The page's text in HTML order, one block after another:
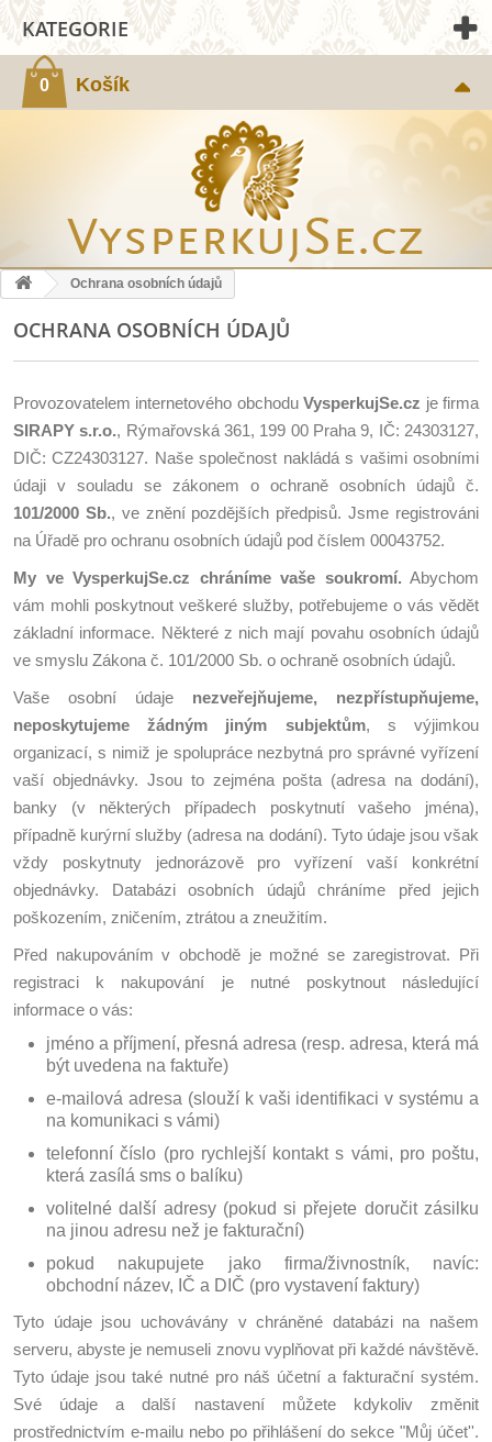
0 Košík
KATEGORIE
Ochrana osobních údajů
OCHRANA OSOBNÍCH ÚDAJŮ
Provozovatelem internetového obchoduVysperkujSe.cz je firma
SIRAPY s.r.o., Rýmařovská 361, 199 00 Praha 9, IČ: 24303127,
DIČ: CZ24303127. Naše společnost nakládá s vašimi osobními
údaji v souladu se zákonem o ochraně osobních údajů č.
101/2000 Sb., ve znění pozdějších předpisů. Jsme registrováni
na Úřadě pro ochranu osobních údajů pod číslem 00043752.
My ve VysperkujSe.cz chráníme vaše soukromí. Abychom
vám mohli poskytnout veškeré služby, potřebujeme o vás vědět
základní informace. Některé z nich mají povahu osobních údajů
ve smyslu Zákona č. 101/2000 Sb. o ochraně osobních údajů.
Vaše osobní údaje nezveřejňujeme, nezpřístupňujeme,
neposkytujeme žádným jiným subjektům, s výjimkou
organizací, s nimiž je spolupráce nezbytná pro správné vyřízení
vaší objednávky. Jsou to zejména pošta (adresa na dodání),
banky (v některých případech poskytnutí vašeho jména),
případně kurýrní služby (adresa na dodání). Tyto údaje jsou však
vždy poskytnuty jednorázově pro vyřízení vaší konkrétní
objednávky. Databázi osobních údajů chráníme před jejich
poškozením, zničením, ztrátou a zneužitím.
Před nakupováním v obchodě je možné se zaregistrovat. Při
registraci k nakupování je nutné poskytnout následující
informace o vás:
jméno a příjmení, přesná adresa (resp. adresa, která má
být uvedena na faktuře)
e-mailová adresa (slouží k vaši identifikaci v systému a
na komunikaci s vámi)
telefonní číslo (pro rychlejší kontakt s vámi, pro poštu,
která zasílá sms o balíku)
volitelné další adresy (pokud si přejete doručit zásilku
na jinou adresu než je fakturační)
pokud nakupujete jako firma/živnostník, navíc:
obchodní název, IČ a DIČ (pro vystavení faktury)
Tyto údaje jsou uchovávány v chráněné databázi na našem
serveru, abyste je nemuseli znovu vyplňovat při každé návštěvě.
Tyto údaje jsou také nutné pro náš účetní a fakturační systém.
Své údaje a další nastavení můžete kdykoliv změnit
prostřednictvím e-mailu nebo po přihlášení do sekce "Můj účet''.